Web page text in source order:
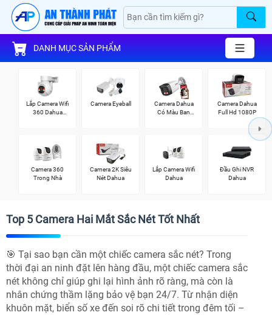
DANH MỤC SẢN PHẨM
Lắp Camera Wifi
360 Dahua
Camera Eyeball
Camera Dahua
Có Màu Ban
Camera Dahua
Full Hd 1080P
Camera 360
Trong Nhà
Camera 2K Siêu
Nét Dahua
Lắp Camera Wifi
Dahua
Đầu Ghi NVR
Dahua
Top 5 Camera Hai Mắt Sắc Nét Tốt Nhất
🎯 Tại sao bạn cần một chiếc camera sắc nét? Trong
thời đại an ninh đặt lên hàng đầu, một chiếc camera sắc
nét không chỉ giúp ghi lại hình ảnh rõ ràng, mà còn là
nhân chứng thầm lặng bảo vệ bạn 24/7. Từ nhận diện
khuôn mặt, biển số xe đến soi rõ chi tiết trong đêm tối –